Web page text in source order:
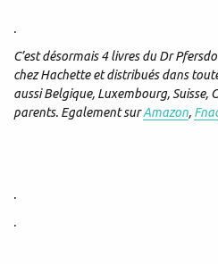
.
C’est désormais 4 livres du Dr
chez Hachette et distribués dans
aussi Belgique, Luxembourg, Suisse,
parents. Egalement surAmazon,
.
.